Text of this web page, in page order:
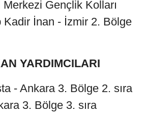
Gençlik Kolları
Kadir İnan - İzmir 2. Bölge
YARDIMCILARI
- Ankara 3. Bölge 2. sıra
3. Bölge 3. sıra